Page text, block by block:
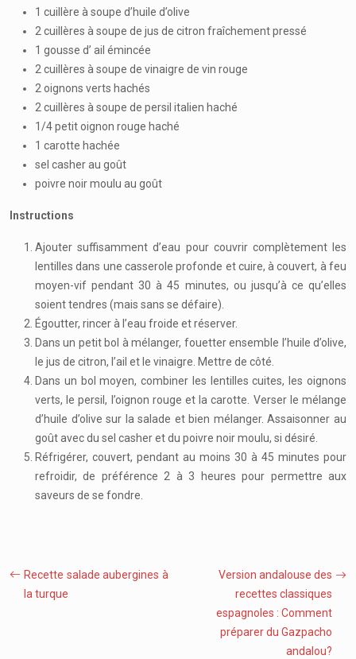
1 cuillère à soupe d’huile d’olive
2 cuillères à soupe de jus de citron fraîchement pressé
1 gousse d’ ail émincée
2 cuillères à soupe de vinaigre de vin rouge
2 oignons verts hachés
2 cuillères à soupe de persil italien haché
1/4 petit oignon rouge haché
1 carotte hachée
sel casher au goût
poivre noir moulu au goût
Instructions
Ajouter suffisamment d’eau pour couvrir complètement les
lentilles dans une casserole profonde et cuire, à couvert, à feu
moyen-vif pendant 30 à 45 minutes, ou jusqu’à ce qu’elles
soient tendres (mais sans se défaire).
Égoutter, rincer à l’eau froide et réserver.
Dans un petit bol à mélanger, fouetter ensemble l’huile d’olive,
le jus de citron, l’ail et le vinaigre. Mettre de côté.
Dans un bol moyen, combiner les lentilles cuites, les oignons
verts, le persil, l’oignon rouge et la carotte. Verser le mélange
d’huile d’olive sur la salade et bien mélanger. Assaisonner au
goût avec du sel casher et du poivre noir moulu, si désiré.
Réfrigérer, couvert, pendant au moins 30 à 45 minutes pour
refroidir, de préférence 2 à 3 heures pour permettre aux
saveurs de se fondre.
Recette salade aubergines à
la turque
Version andalouse des
recettes classiques
espagnoles : Comment
préparer du Gazpacho
andalou?